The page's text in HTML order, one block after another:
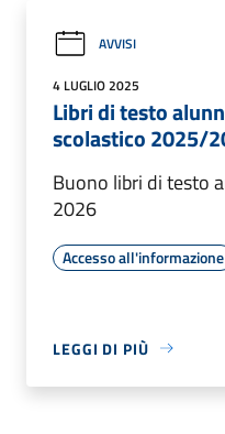
AVVISI
4 LUGLIO 2025
Libri di testo
scolastico 2025/
Buono libri di testo
2026
Accesso all'informazione
LEGGI DI PIÙ